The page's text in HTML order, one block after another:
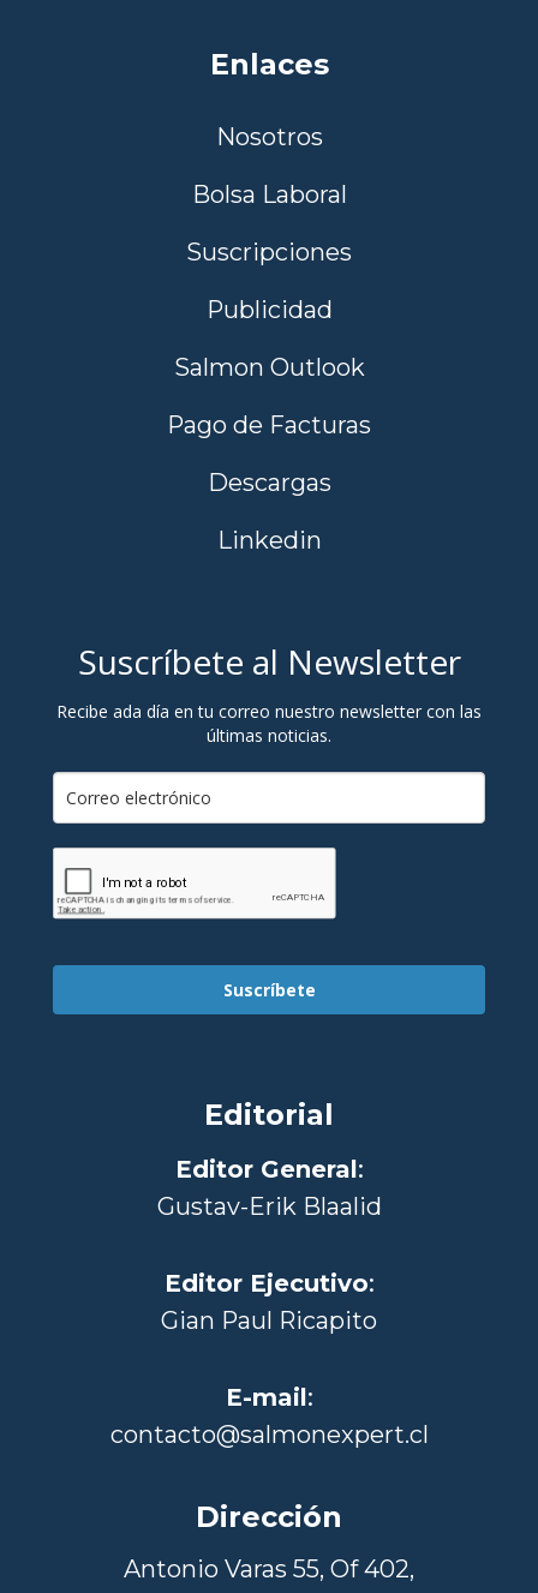
Enlaces
Nosotros
Bolsa Laboral
Suscripciones
Publicidad
Salmon Outlook
Pago de Facturas
Descargas
Linkedin
Suscríbete al Newsletter
Recibe ada día en tu correo nuestro newsletter con las
últimas noticias.
Suscríbete
Editorial
Editor General:
Gustav-Erik Blaalid
Editor Ejecutivo:
Gian Paul Ricapito
E-mail:
contacto@salmonexpert.cl
Dirección
Antonio Varas 55, Of 402,